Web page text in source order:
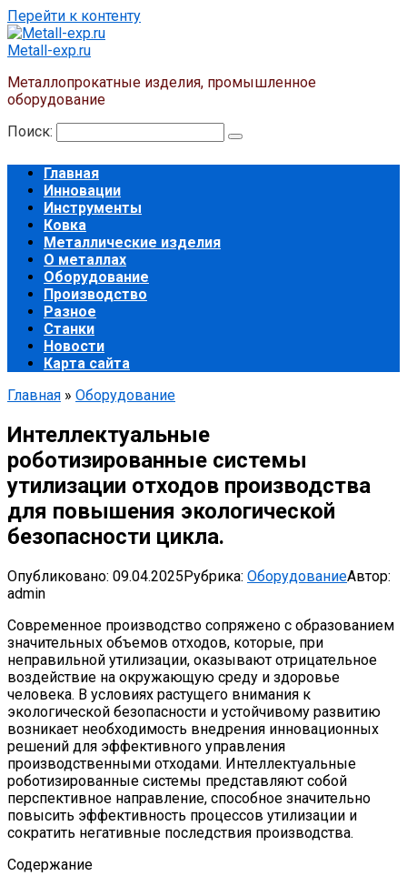
Перейти к контенту
Metall-exp.ru
Металлопрокатные изделия, промышленное
оборудование
Поиск:
Главная
Инновации
Инструменты
Ковка
Металлические изделия
О металлах
Оборудование
Производство
Разное
Станки
Новости
Карта сайта
Главная » Оборудование
Интеллектуальные
роботизированные системы
утилизации отходов производства
для повышения экологической
безопасности цикла.
Опубликовано: 09.04.2025Рубрика: ОборудованиеАвтор:
admin
Современное производство сопряжено с образованием
значительных объемов отходов, которые, при
неправильной утилизации, оказывают отрицательное
воздействие на окружающую среду и здоровье
человека. В условиях растущего внимания к
экологической безопасности и устойчивому развитию
возникает необходимость внедрения инновационных
решений для эффективного управления
производственными отходами. Интеллектуальные
роботизированные системы представляют собой
перспективное направление, способное значительно
повысить эффективность процессов утилизации и
сократить негативные последствия производства.
Содержание